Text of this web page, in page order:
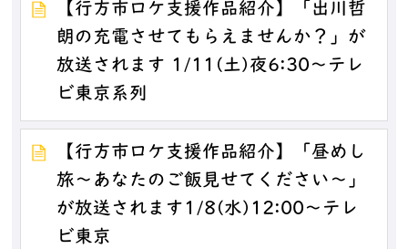
【行方市ロケ支援作品紹介】「出川哲
朗の充電させてもらえませんか？」が
放送されます 1/11(土)夜6:30～テレ
ビ東京系列
【行方市ロケ支援作品紹介】「昼めし
旅～あなたのご飯見せてください～」
が放送されます1/8(水)12:00～テレ
ビ東京